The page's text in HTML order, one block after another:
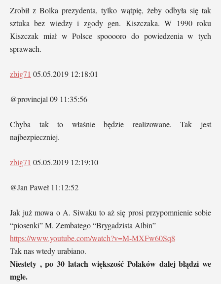
Zrobił z Bolka prezydenta, tylko wątpię, żeby odbyła się tak
sztuka bez wiedzy i zgody gen. Kiszczaka. W 1990 roku
Kiszczak miał w Polsce spooooro do powiedzenia w tych
sprawach.
zbig71 05.05.2019 12:18:01
@provincjal 09 11:35:56
Chyba tak to właśnie będzie realizowane. Tak jest
najbezpieczniej.
zbig71 05.05.2019 12:19:10
@Jan Paweł 11:12:52
Jak już mowa o A. Siwaku to aż się prosi przypomnienie sobie
“piosenki” M. Zembatego “Brygadzista Albin”
https://www.youtube.com/watch?v=M-MXFw60Sq8
Tak nas wtedy urabiano.
Niestety , po 30 latach większość Polaków dalej błądzi we
mgle.